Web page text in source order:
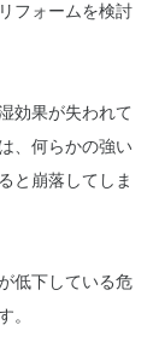
フォームを検討
効果が失われて
、何らかの強い
と崩落してしま
低下している危
。